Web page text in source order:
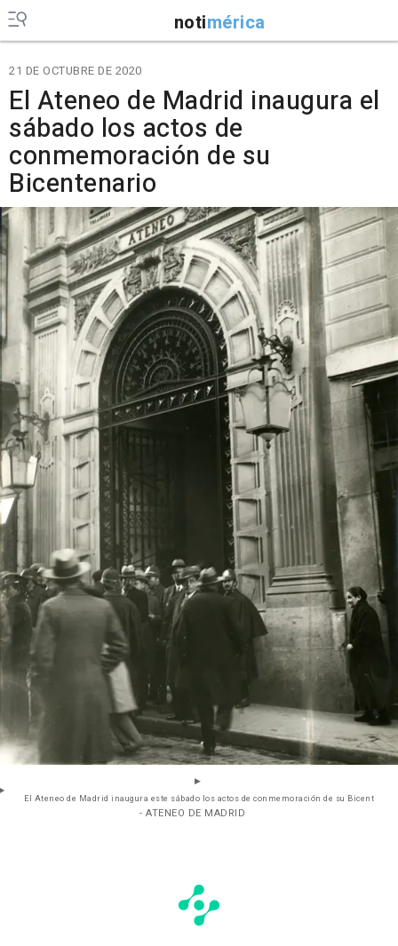
notimérica
21 DE OCTUBRE DE 2020
El Ateneo de Madrid inaugura el
sábado los actos de
conmemoración de su
Bicentenario
El Ateneo de Madrid inaugura este sábado los actos de conmemoración de su Bicent
- ATENEO DE MADRID